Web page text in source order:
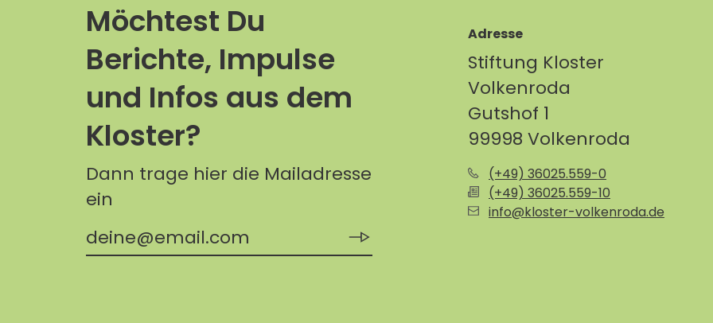
Möchtest Du
Berichte, Impulse
und Infos aus dem
Kloster?
Dann trage hier die Mailadresse
ein
Adresse
Stiftung Kloster
Volkenroda
Gutshof 1
99998 Volkenroda
(+49) 36025.559-0
(+49) 36025.559-10
info@kloster-volkenroda.de